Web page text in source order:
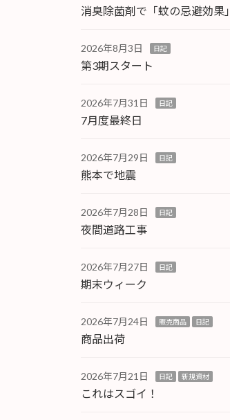
消臭除菌剤で「蚊の忌避効果」
2026年8月3日 日記
第3期スタート
2026年7月31日 日記
7月度最終日
2026年7月29日 日記
熊本で地震
2026年7月28日 日記
夜間道路工事
2026年7月27日 日記
期末ウィーク
2026年7月24日 販売商品 日記
商品出荷
2026年7月21日 日記 新規資材
これはスゴイ！